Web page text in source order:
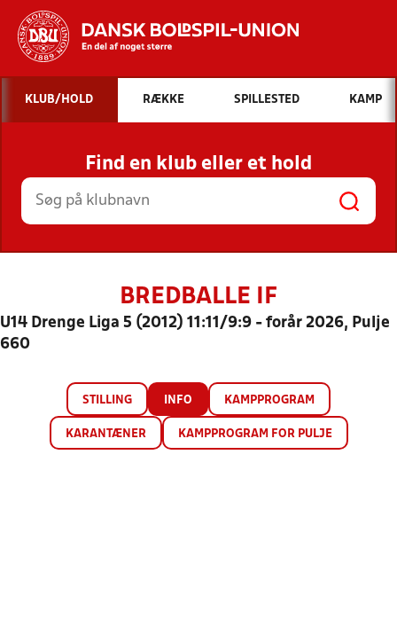
Hvad vil du søge efter?
INDHOLD OG NYHEDER
STILLINGER, RESULTATER, KLUBBER OG
HOLD
KLUB/HOLD RÆKKE SPILLESTED KAMP
Find en klub eller et hold
BREDBALLE IF
U14 Drenge Liga 5 (2012) 11:11/9:9 - forår 2026, Pulje
660
STILLING INFO KAMPPROGRAM
KARANTÆNER KAMPPROGRAM FOR PULJE